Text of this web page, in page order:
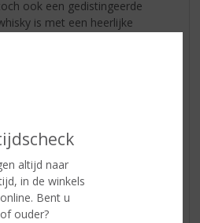
altijd naar
in de winkels
Bent u
ouder?
ook een gedistingeerde
is met een heerlijke
op het strand.
finish gevuld met as,
het eikenhout zorgt voor
een mooi evenwicht.